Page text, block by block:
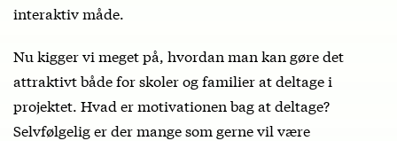
interaktiv måde.
Nu kigger vi meget på, hvordan man kan gøre det
attraktivt både for skoler og familier at deltage i
projektet. Hvad er motivationen bag at deltage?
Selvfølgelig er der mange som gerne vil være